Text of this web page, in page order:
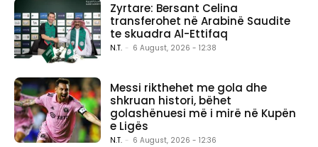
Zyrtare: Bersant Celina
transferohet në Arabinë Saudite
te skuadra Al-Ettifaq
N.T. - 6 August, 2026 - 12:38
Messi rikthehet me gola dhe
shkruan histori, bëhet
golashënuesi më i mirë në Kupën
e Ligës
N.T. - 6 August, 2026 - 12:36